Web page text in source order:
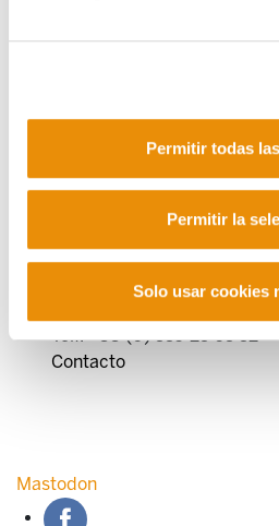
Permitir todas
Permitir la
Solo usar cookies
POLÍTICA DE PRIVACIDAD
Manu Robles-Arangiz
Barrainkua 13 - 48009
Telf. +34 94 403 77 99
Telf. +33 (0) 559 25 65 52
Contacto
Mastodon